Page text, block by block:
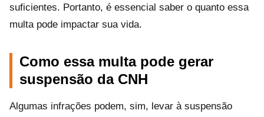
suficientes. Portanto, é essencial saber o quanto essa
multa pode impactar sua vida.
Como essa multa pode gerar
suspensão da CNH
Algumas infrações podem, sim, levar à suspensão